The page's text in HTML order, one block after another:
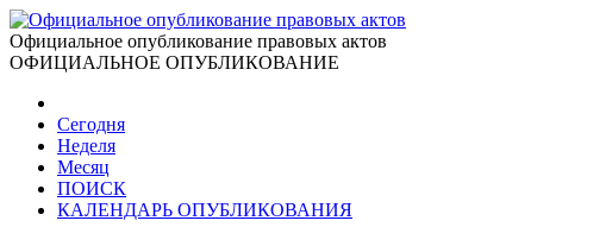
Официальное опубликование правовых актов
ОФИЦИАЛЬНОЕ ОПУБЛИКОВАНИЕ
Сегодня
Неделя
Месяц
ПОИСК
КАЛЕНДАРЬ ОПУБЛИКОВАНИЯ